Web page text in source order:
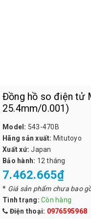
Đồng hồ so điện tử
25.4mm/0.001)
Model: 543-470B
Hãng sản xuất: Mitutoyo
Xuất xứ: Japan
Bảo hành: 12 tháng
7.462.665₫
* Giá sản phẩm chưa bao
Tình trạng: Còn hàng
Điện thoại: 0976595968